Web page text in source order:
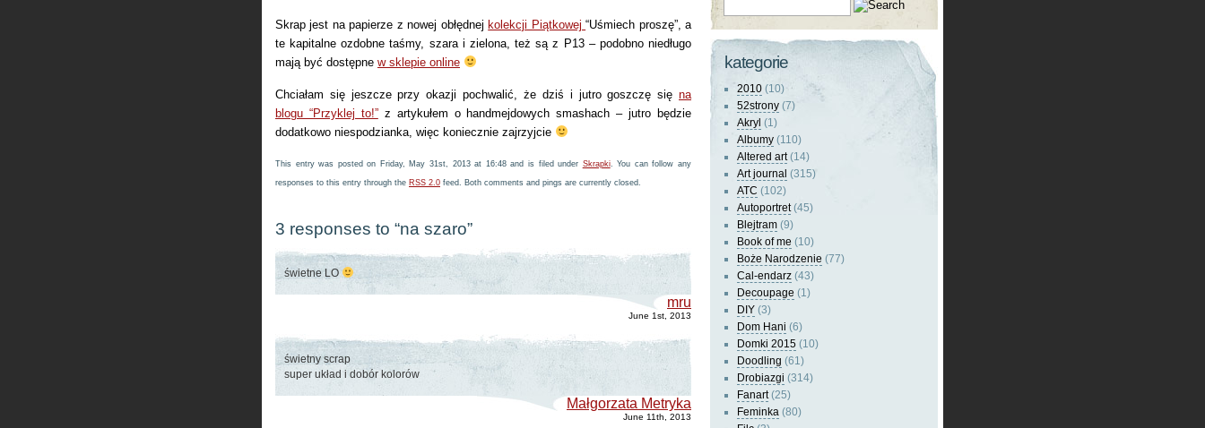
Skrap jest na papierze z nowej obłędnej kolekcji Piątkowej“Uśmiech proszę”, a
te kapitalne ozdobne taśmy, szara i zielona, też są z P13 – podobno niedługo
mają być dostępne w sklepie online
Chciałam się jeszcze przy okazji pochwalić, że dziś i jutro goszczę się na
blogu “Przyklej to!”z artykułem o handmejdowych smashach – jutro będzie
dodatkowo niespodzianka, więc koniecznie zajrzyjcie
This entry was posted on Friday, May 31st, 2013 at 16:48 and is filed under Skrapki. You can follow any
responses to this entry through the RSS 2.0 feed. Both comments and pings are currently closed.
3 responses to “na szaro”
świetne LO
mru
June 1st, 2013
świetny scrap
super układ i dobór kolorów
Małgorzata Metryka
June 11th, 2013
kategorie
2010 (10)
52strony (7)
Akryl (1)
Albumy (110)
Altered art(14)
Art journal (315)
ATC (102)
Autoportret(45)
Blejtram (9)
Book of me (10)
Boże Narodzenie (77)
Cal-endarz (43)
Decoupage (1)
DIY (3)
Dom Hani (6)
Domki 2015 (10)
Doodling (61)
Drobiazgi (314)
Fanart(25)
Feminka (80)